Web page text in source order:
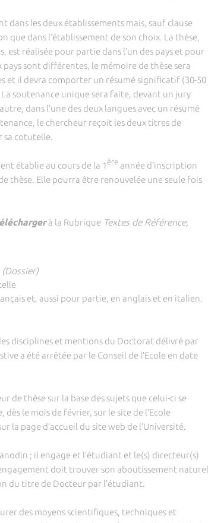
les deux établissements mais, sauf clause
que dans l’établissement de son choix. La thèse,
réalisée pour partie dans l’un des pays et pour
sont différentes, le mémoire de thèse sera
et il devra comporter un résumé significatif (30-50
soutenance unique sera faite, devant un jury
dans l’une des deux langues avec un résumé
le chercheur reçoit les deux titres de
sa cotutelle.
établie au cours de la 1 èreannée d’inscription
thèse. Elle pourra être renouvelée une seule fois
à la RubriqueTextes de Référence,
et, aussi pour partie, en anglais et en italien.
disciplines et mentions du Doctorat délivré par
a été arrêtée par le Conseil de l’Ecole en date
thèse sur la base des sujets que celui-ci se
le mois de février, sur le site de l’Ecole
la page d’accueil du site web de l’Université.
; il engage et l’étudiant et le(s) directeur(s)
doit trouver son aboutissement naturel
du titre de Docteur par l’étudiant.
des moyens scientifiques, techniques et